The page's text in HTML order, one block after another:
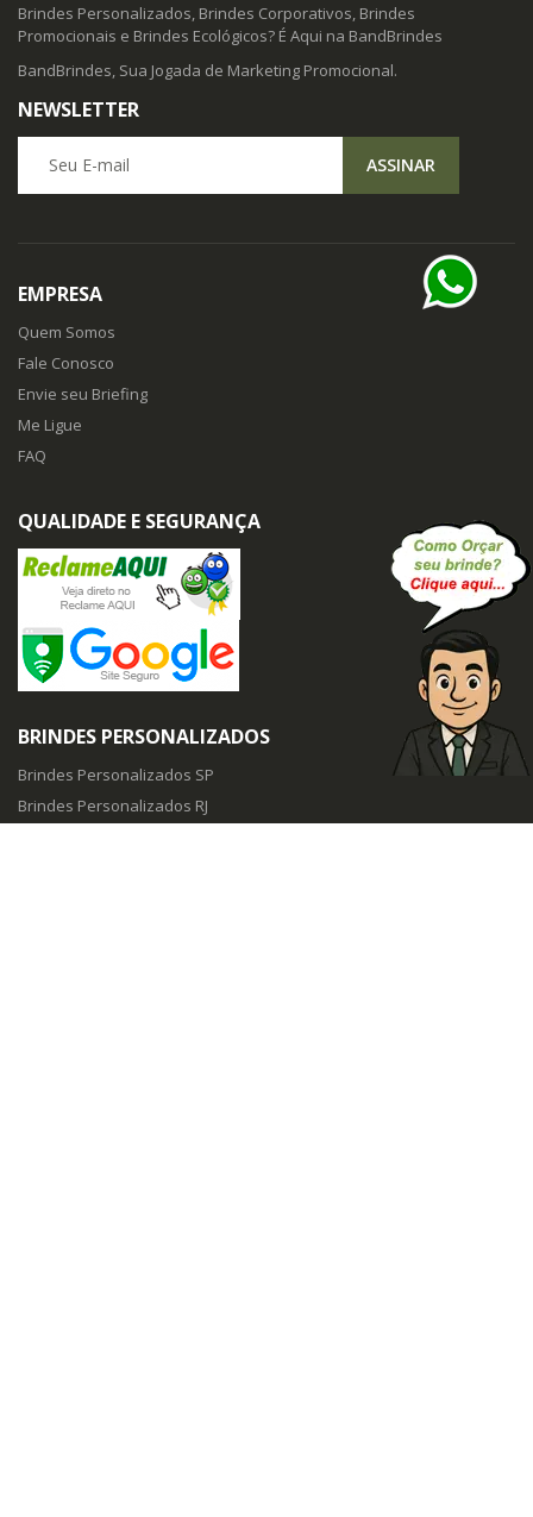
Brindes Personalizados, Brindes Corporativos, Brindes
Promocionais e Brindes Ecológicos? É Aqui na BandBrindes
BandBrindes, Sua Jogada de Marketing Promocional.
NEWSLETTER
ASSINAR
EMPRESA
Quem Somos
Fale Conosco
Envie seu Briefing
Me Ligue
FAQ
QUALIDADE E SEGURANÇA
BRINDES PERSONALIZADOS
Brindes Personalizados SP
Brindes Personalizados RJ